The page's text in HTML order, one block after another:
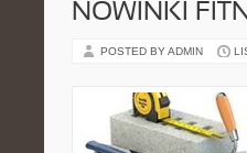
NOWINKI
POSTED BY ADMIN